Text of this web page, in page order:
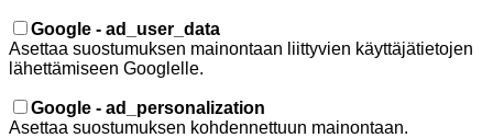
Google - ad_user_data
Asettaa suostumuksen mainontaan liittyvien käyttäjätietojen
lähettämiseen Googlelle.
Google - ad_personalization
Asettaa suostumuksen kohdennettuun mainontaan.